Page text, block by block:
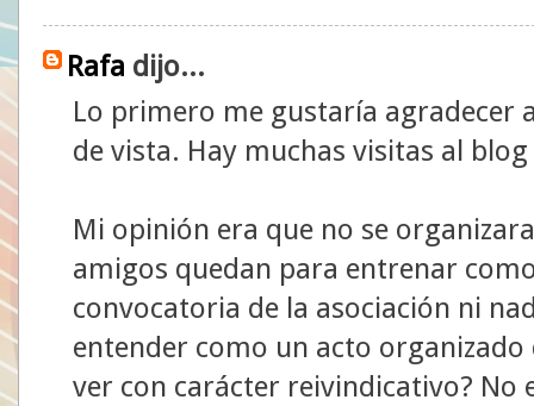
Rafa dijo...
Lo primero me gustaría agradecer
de vista. Hay muchas visitas al
Mi opinión era que no se
amigos quedan para entrenar
convocatoria de la asociación ni
entender como un acto organizado
ver con carácter reivindicativo? No